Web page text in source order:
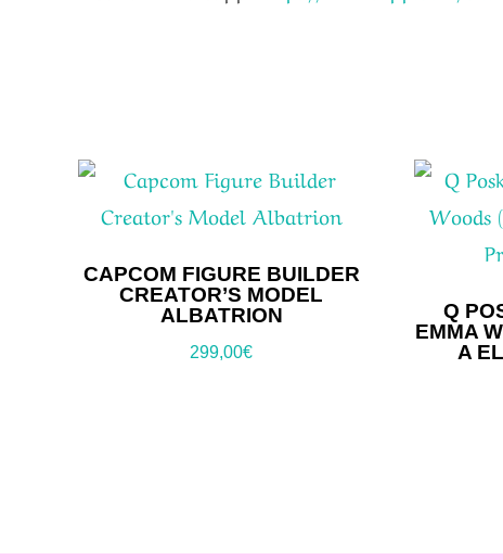
CAPCOM FIGURE BUILDER
CREATOR’S MODEL
ALBATRION
299,00€
Q
EMMA
A